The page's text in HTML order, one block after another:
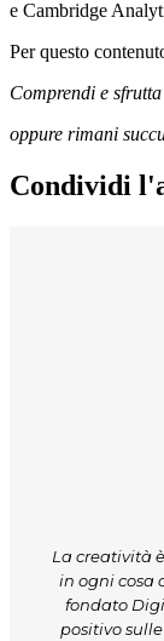
e Cambridge
Per questo
Comprendi e
oppure rimani
Condividi
La creatività
in ogni cosa
fondato
positivo